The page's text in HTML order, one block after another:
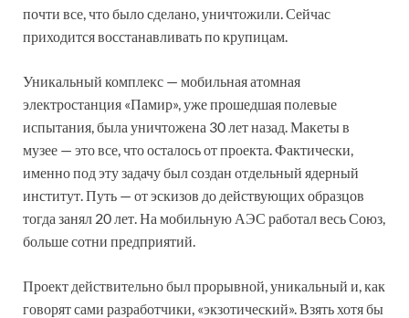
почти все, что было сделано, уничтожили. Сейчас
приходится восстанавливать по крупицам.
Уникальный комплекс — мобильная атомная
электростанция «Памир», уже прошедшая полевые
испытания, была уничтожена 30 лет назад. Макеты в
музее — это все, что осталось от проекта. Фактически,
именно под эту задачу был создан отдельный ядерный
институт. Путь — от эскизов до действующих образцов
тогда занял 20 лет. На мобильную АЭС работал весь Союз,
больше сотни предприятий.
Проект действительно был прорывной, уникальный и, как
говорят сами разработчики, «экзотический». Взять хотя бы